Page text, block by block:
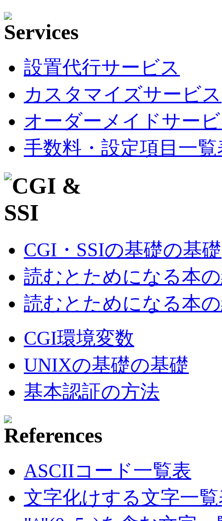
設置代行サービス
カスタマイズサービス
オーダーメイドサー
手数料・設定項目一覧
CGI・SSIの基礎の基礎
読むとためになる本
読むとためになる本
CGI環境変数
UNIXの基礎の基礎
基本認証の方法
ASCIIコード一覧表
文字化けする文字一